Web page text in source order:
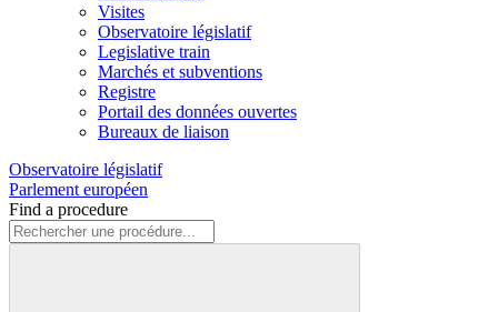
Visites
Observatoire législatif
Legislative train
Marchés et subventions
Registre
Portail des données ouvertes
Bureaux de liaison
Observatoire législatif
Parlement européen
Find a procedure